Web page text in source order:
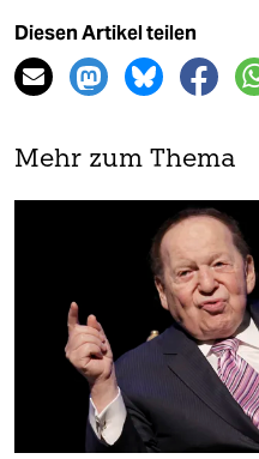
Diesen Artikel teilen
Mehr zum Thema